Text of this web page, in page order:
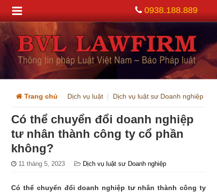
0938.188.889
Trang chủ Dịch vụ luật Dịch vụ luật sư Doanh nghiệp
Có thể chuyển đổi doanh nghiệp
tư nhân thành công ty cổ phần
không?
11 tháng 5, 2023 Dịch vụ luật sư Doanh nghiệp
Có thể chuyển đổi doanh nghiệp tư nhân thành công ty